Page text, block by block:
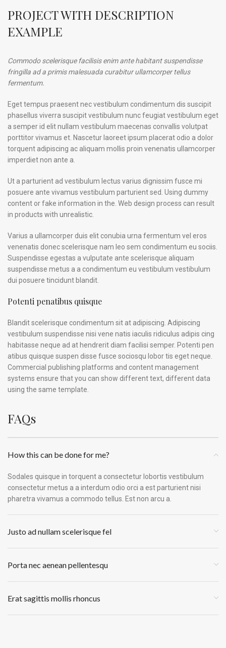
PROJECT WITH DESCRIPTION
EXAMPLE
Commodo scelerisque facilisis enim ante habitant suspendisse
fringilla ad a primis malesuada curabitur ullamcorper tellus
fermentum.
Eget tempus praesent nec vestibulum condimentum dis suscipit
phasellus viverra suscipit vestibulum nunc feugiat vestibulum eget
a semper id elit nullam vestibulum maecenas convallis volutpat
porttitor vivamus et. Nascetur laoreet ipsum placerat odio a dolor
torquent adipiscing ac aliquam mollis proin venenatis ullamcorper
imperdiet non ante a.
Ut a parturient ad vestibulum lectus varius dignissim fusce mi
posuere ante vivamus vestibulum parturient sed. Using dummy
content or fake information in the. Web design process can result
in products with unrealistic.
Varius a ullamcorper duis elit conubia urna fermentum vel eros
venenatis donec scelerisque nam leo sem condimentum eu sociis.
Suspendisse egestas a vulputate ante scelerisque aliquam
suspendisse metus a a condimentum eu vestibulum vestibulum
dui posuere tincidunt blandit.
Potenti penatibus quisque
Blandit scelerisque condimentum sit at adipiscing. Adipiscing
vestibulum suspendisse nisi vene natis iaculis ridiculus adipis cing
habitasse neque ad at hendrerit diam facilisi semper. Potenti pen
atibus quisque suspen disse fusce sociosqu lobor tis eget neque.
Commercial publishing platforms and content management
systems ensure that you can show different text, different data
using the same template.
FAQs
How this can be done for me?
Sodales quisque in torquent a consectetur lobortis vestibulum
consectetur metus a a interdum odio orci a est parturient nisi
pharetra vivamus a commodo tellus. Est non arcu a.
Justo ad nullam scelerisque fel
Porta nec aenean pellentesqu
Erat sagittis mollis rhoncus